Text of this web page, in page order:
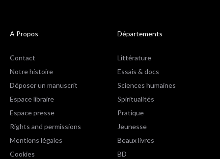
A Propos
Contact
Notre histoire
Déposer un manuscrit
Espace libraire
Espace presse
Rights and permissions
Mentions légales
Cookies
Départements
Littérature
Essais & docs
Sciences humaines
Spiritualités
Pratique
Jeunesse
Beaux livres
BD